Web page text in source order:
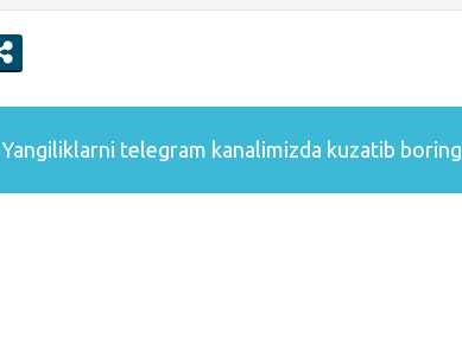
Yangiliklarni telegram kanalimizda kuzatib boring